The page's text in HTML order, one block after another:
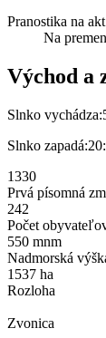
Pranostika na
Na
Východ a
Slnko vychádza:
Slnko zapadá:
1330
Prvá písomná
242
Počet
550 mnm
Nadmorská
1537 ha
Rozloha
Zvonica